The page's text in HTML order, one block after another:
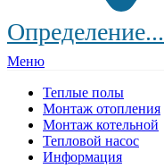
Определение...
Меню
Теплые полы
Монтаж отопления
Монтаж котельной
Тепловой насос
Информация